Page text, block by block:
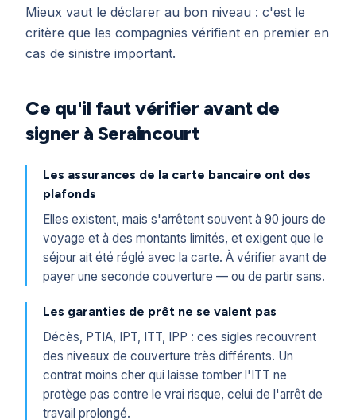
Mieux vaut le déclarer au bon niveau : c'est le
critère que les compagnies vérifient en premier en
cas de sinistre important.
Ce qu'il faut vérifier avant de
signer à Seraincourt
Les assurances de la carte bancaire ont des
plafonds
Elles existent, mais s'arrêtent souvent à 90 jours de
voyage et à des montants limités, et exigent que le
séjour ait été réglé avec la carte. À vérifier avant de
payer une seconde couverture — ou de partir sans.
Les garanties de prêt ne se valent pas
Décès, PTIA, IPT, ITT, IPP : ces sigles recouvrent
des niveaux de couverture très différents. Un
contrat moins cher qui laisse tomber l'ITT ne
protège pas contre le vrai risque, celui de l'arrêt de
travail prolongé.